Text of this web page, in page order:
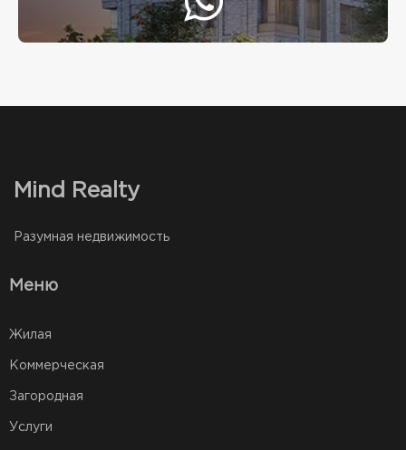
Mind Realty
Разумная недвижимость
Меню
Жилая
Коммерческая
Загородная
Услуги